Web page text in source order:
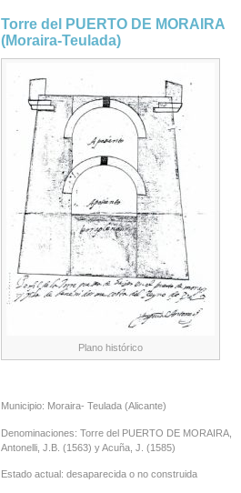
Torre del PUERTO DE MORAIRA
(Moraira-Teulada)
Plano histórico
Municipio: Moraira- Teulada (Alicante)
Denominaciones: Torre del PUERTO DE MORAIRA,
Antonelli, J.B. (1563) y Acuña, J. (1585)
Estado actual: desaparecida o no construida